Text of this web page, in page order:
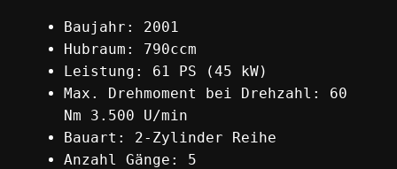
Baujahr: 2001
Hubraum: 790ccm
Leistung: 61 PS (45 kW)
Max. Drehmoment bei Drehzahl: 60
Nm 3.500 U/min
Bauart: 2-Zylinder Reihe
Anzahl Gänge: 5